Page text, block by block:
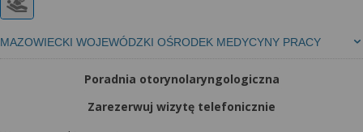
MAZOWIECKI WOJEWÓDZKI OŚRODEK MEDYCYNY PRACY
Poradnia otorynolaryngologiczna
Zarezerwuj wizytę telefonicznie